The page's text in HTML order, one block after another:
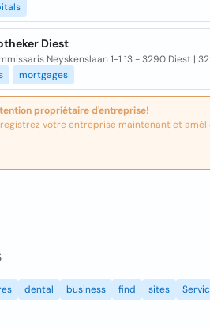
Diest
Neyskenslaan 1-1 13 - 3290 Diest |
mortgages
propriétaire d'entreprise!
votre entreprise maintenant et
dental business find sites